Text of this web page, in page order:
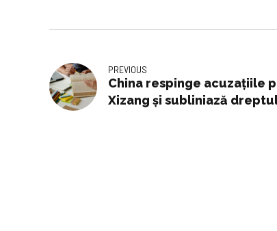
PREVIOUS
China respinge acuzațiile
Xizang și subliniază